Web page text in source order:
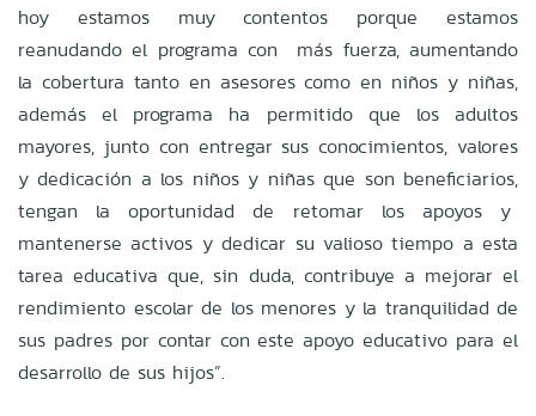
hoy estamos muy contentos porque estamos
reanudando el programa con más fuerza, aumentando
la cobertura tanto en asesores como en niños y niñas,
además el programa ha permitido que los adultos
mayores, junto con entregar sus conocimientos, valores
y dedicación a los niños y niñas que son beneficiarios,
tengan la oportunidad de retomar los apoyos y
mantenerse activos y dedicar su valioso tiempo a esta
tarea educativa que, sin duda, contribuye a mejorar el
rendimiento escolar de los menores y la tranquilidad de
sus padres por contar con este apoyo educativo para el
desarrollo de sus hijos”.